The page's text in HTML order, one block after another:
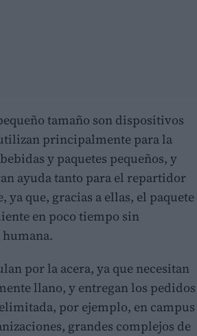
tamaño son dispositivos
principalmente para la
y paquetes pequeños, y
ayuda tanto para el repartidor
ya que, gracias a ellas, el paquete
en poco tiempo sin
humana.
por la acera, ya que necesitan
llano, y entregan los pedidos
por ejemplo, en campus
grandes complejos de